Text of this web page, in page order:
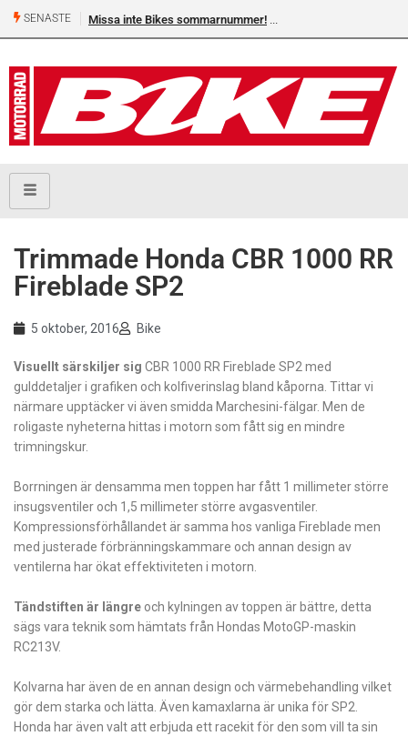
SENASTE Missa inte Bikes sommarnummer!
Trimmade Honda CBR 1000 RR
Fireblade SP2
5 oktober, 2016 Bike
Visuellt särskiljer sig CBR 1000 RR Fireblade SP2 med
gulddetaljer i grafiken och kolfiverinslag bland kåporna. Tittar vi
närmare upptäcker vi även smidda Marchesini-fälgar. Men de
roligaste nyheterna hittas i motorn som fått sig en mindre
trimningskur.
Borrningen är densamma men toppen har fått 1 millimeter större
insugsventiler och 1,5 millimeter större avgasventiler.
Kompressionsförhållandet är samma hos vanliga Fireblade men
med justerade förbränningskammare och annan design av
ventilerna har ökat effektiviteten i motorn.
Tändstiften är längre och kylningen av toppen är bättre, detta
sägs vara teknik som hämtats från Hondas MotoGP-maskin
RC213V.
Kolvarna har även de en annan design och värmebehandling vilket
gör dem starka och lätta. Även kamaxlarna är unika för SP2.
Honda har även valt att erbjuda ett racekit för den som vill ta sin